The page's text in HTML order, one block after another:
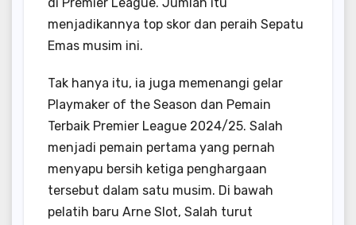
di Premier League. Jumlah itu
menjadikannya top skor dan peraih Sepatu
Emas musim ini.
Tak hanya itu, ia juga memenangi gelar
Playmaker of the Season dan Pemain
Terbaik Premier League 2024/25. Salah
menjadi pemain pertama yang pernah
menyapu bersih ketiga penghargaan
tersebut dalam satu musim. Di bawah
pelatih baru Arne Slot, Salah turut